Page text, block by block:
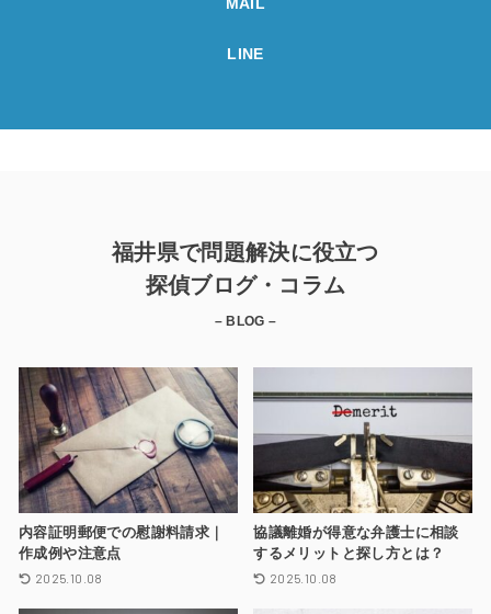
LINE
福井県で問題解決に役立つ
探偵ブログ・コラム
– BLOG –
内容証明郵便での慰謝料請求｜
作成例や注意点
2025.10.08
協議離婚が得意な弁護士に相談
するメリットと探し方とは？
2025.10.08